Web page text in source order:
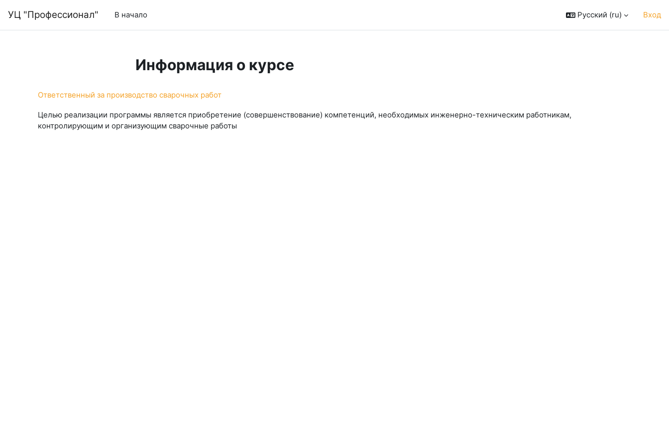
УЦ "Профессионал" В начало Русский ‎(ru)‎ Вход
Информация о курсе
Ответственный за производство сварочных работ
Целью реализации программы является приобретение (совершенствование) компетенций, необходимых инженерно-техническим работникам,
контролирующим и организующим сварочные работы